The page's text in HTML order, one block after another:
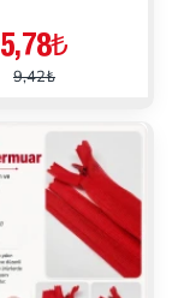
5,78₺
9,42₺